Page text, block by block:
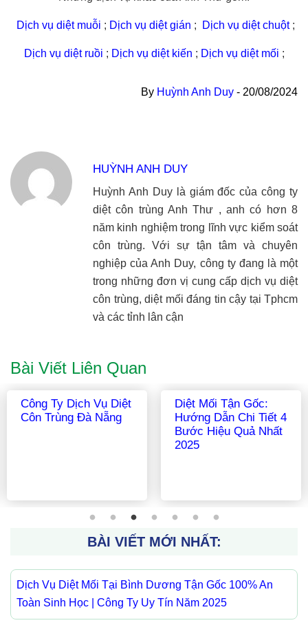
Dịch vụ diệt muỗi ; Dịch vụ diệt gián ; Dịch vụ diệt chuột;
Dịch vụ diệt ruồi ; Dịch vụ diệt kiến ; Dịch vụ diệt mối ;
By Huỳnh Anh Duy - 20/08/2024
HUỲNH ANH DUY
Huỳnh Anh Duy là giám đốc của công ty
diệt côn trùng Anh Thư , anh có hơn 8
năm kinh nghiệm trong lĩnh vực kiểm soát
côn trùng. Với sự tận tâm và chuyên
nghiệp của Anh Duy, công ty đang là một
trong những đơn vị cung cấp dịch vụ diệt
côn trùng, diệt mối đáng tin cậy tại Tphcm
và các tỉnh lân cận
Bài Viết Liên Quan
Công Ty Dịch Vụ Diệt
Côn Trùng Đắk Lắk
Công Ty Dịch Vụ Diệt
Côn Trùng Tận Gốc
Long An
BÀI VIẾT MỚI NHẤT:
Dịch Vụ Diệt Mối Tại Bình Dương Tận Gốc 100% An
Toàn Sinh Học | Công Ty Uy Tín Năm 2025